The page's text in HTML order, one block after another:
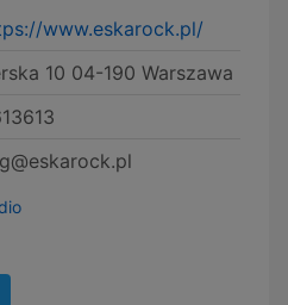
www.eskarock.pl/
10 04-190 Warszawa